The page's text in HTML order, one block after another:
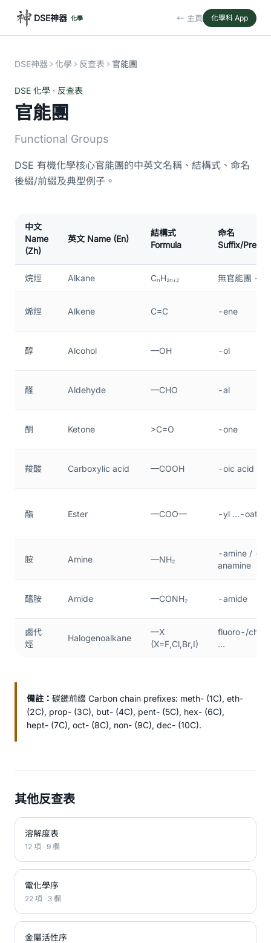
DSE神器 化學 ← 主頁 化學科 App
DSE神器 化學 反查表 官能團
DSE 化學 · 反查表
官能團
Functional Groups
DSE 有機化學核心官能團的中英文名稱、結構式、命名
後綴/前綴及典型例子。
中文
Name
(Zh)
英文 Name (En)
結構式
Formula
命名
Suffix/Prefix
烷烴 Alkane CₙH₂ₙ₊₂ 無官能團 -
烯烴 Alkene C=C -ene
醇 Alcohol —OH -ol
醛 Aldehyde —CHO -al
酮 Ketone >C=O -one
羧酸 Carboxylic acid —COOH -oic acid
酯 Ester —COO— -yl …-oate
胺 Amine —NH₂
-amine / -
anamine
醯胺 Amide —CONH₂ -amide
鹵代
烴
Halogenoalkane
—X
(X=F,Cl,Br,I)
fluoro-/
…
備註： 碳鏈前綴 Carbon chain prefixes: meth- (1C), eth-
(2C), prop- (3C), but- (4C), pent- (5C), hex- (6C),
hept- (7C), oct- (8C), non- (9C), dec- (10C).
其他反查表
溶解度表
12 項 · 9 欄
電化學序
22 項 · 3 欄
金屬活性序